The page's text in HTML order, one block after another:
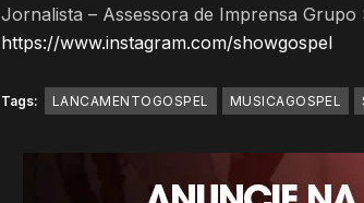
Jornalista – Assessora de Imprensa Grupo
https://www.instagram.com/showgospel
Tags: LANCAMENTOGOSPEL MUSICAGOSPEL